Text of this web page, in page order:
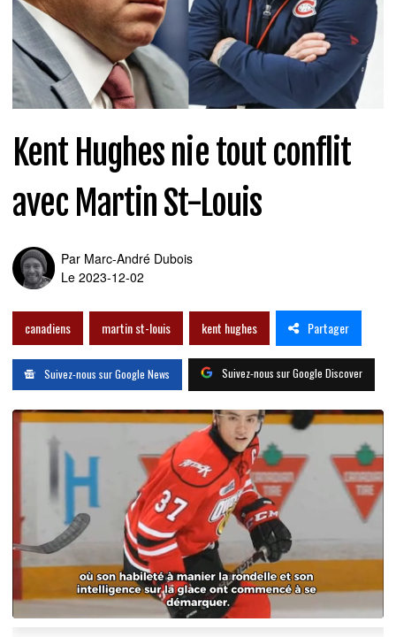
Kent Hughes nie tout conflit
avec Martin St-Louis
Par Marc-André Dubois
Le 2023-12-02
canadiens martin st-louis kent hughes Partager
Suivez-nous sur Google News Suivez-nous sur Google Discover